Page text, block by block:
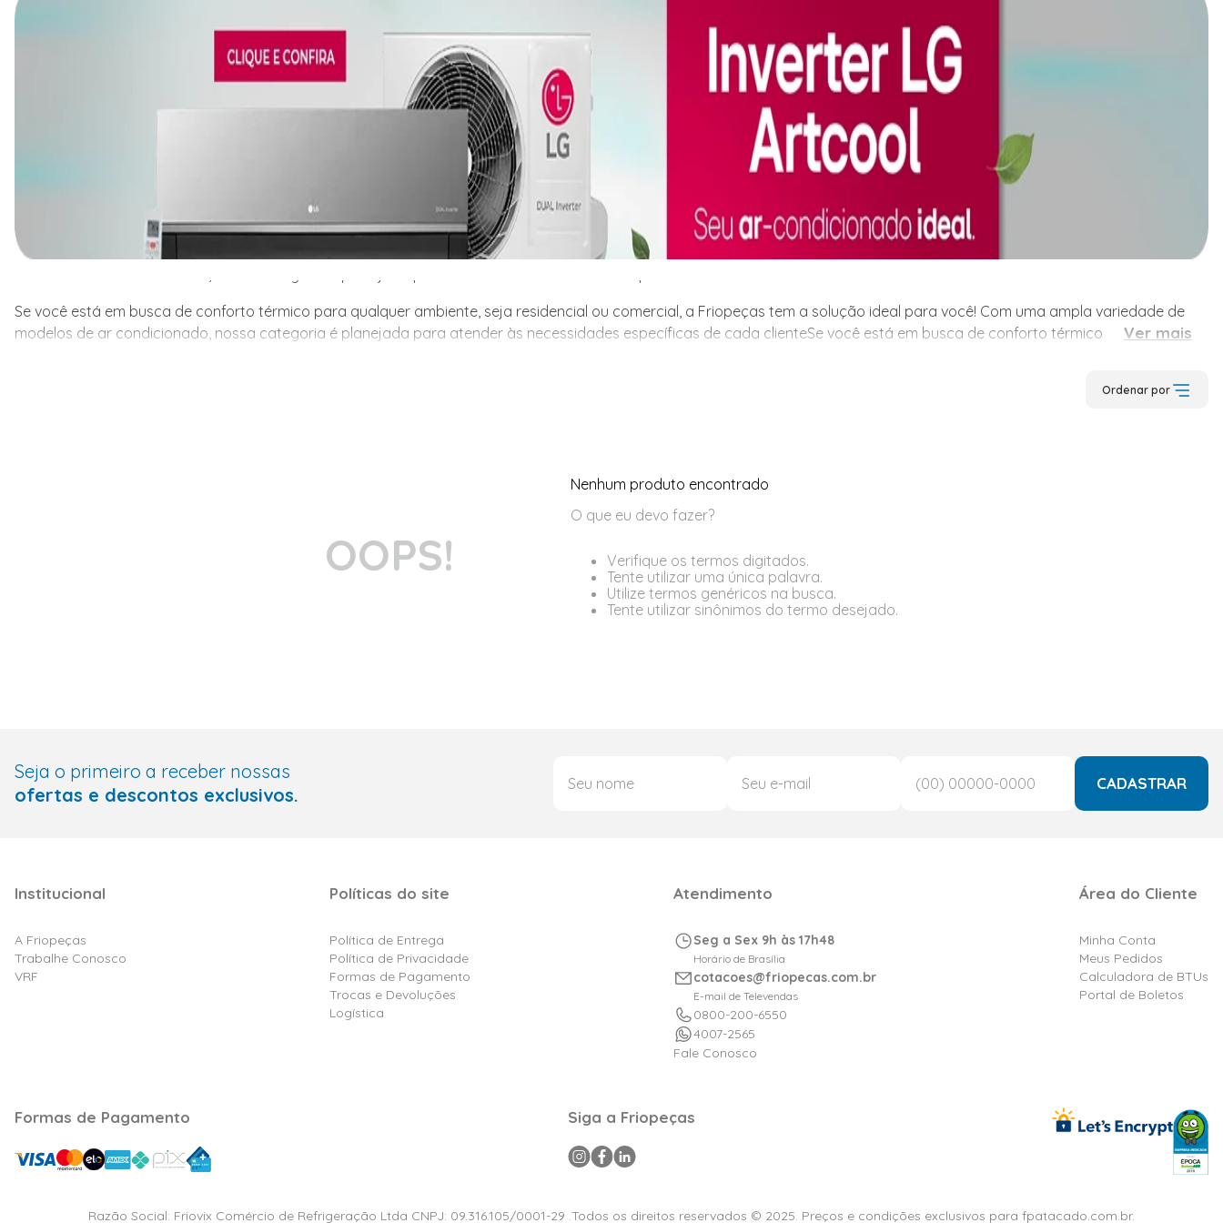
Se você está em busca de conforto térmico para qualquer ambiente, seja residencial ou comercial, a Friopeças tem a solução ideal para você! Com uma ampla variedade de
Se você está em busca de conforto térmico para qualquer ambiente, seja residencial ou comercial, a Friopeças tem a solução ideal para você! Com uma ampla variedade de
modelos de ar condicionado, nossa categoria é planejada para atender às necessidades específicas de cada clienteSe você está em busca de conforto térmico para qualquer
Ver mais
Ordenar por
OOPS!
Nenhum produto encontrado
O que eu devo fazer?
Verifique os termos digitados.
Tente utilizar uma única palavra.
Utilize termos genéricos na busca.
Tente utilizar sinônimos do termo desejado.
Seja o primeiro a receber nossas
ofertas e descontos exclusivos.
CADASTRAR
Institucional
A Friopeças
Trabalhe Conosco
VRF
Políticas do site
Política de Entrega
Política de Privacidade
Formas de Pagamento
Trocas e Devoluções
Logística
Atendimento
Seg a Sex 9h às 17h48
Horário de Brasília
cotacoes@friopecas.com.br
E-mail de Televendas
0800-200-6550
4007-2565
Fale Conosco
Área do Cliente
Minha Conta
Meus Pedidos
Calculadora de BTUs
Portal de Boletos
Formas de Pagamento Siga a Friopeças
Razão Social: Friovix Comércio de Refrigeração Ltda CNPJ: 09.316.105/0001-29 .Todos os direitos reservados © 2025. Preços e condições exclusivos para fpatacado.com.br.